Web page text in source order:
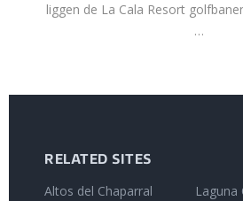
liggen de La Cala Resort
…
RELATED SITES
Altos del Chaparral
Laguna